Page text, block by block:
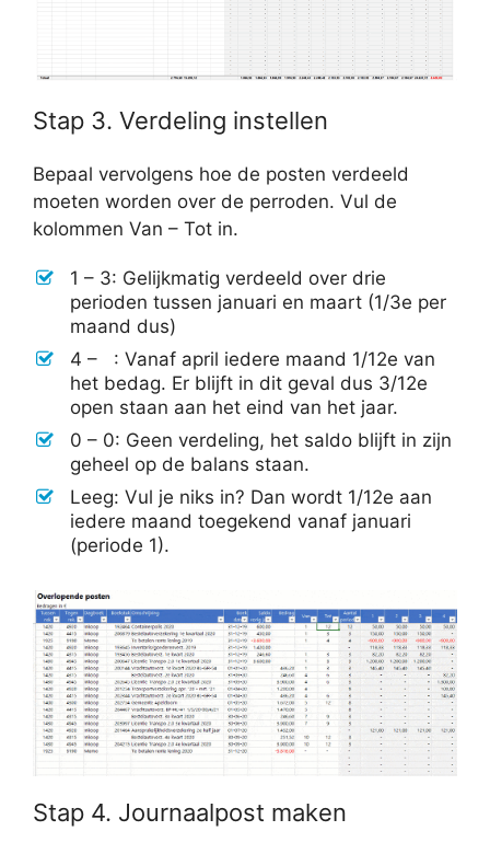
Stap 3. Verdeling instellen
Bepaal vervolgens hoe de posten verdeeld
moeten worden over de perroden. Vul de
kolommen Van – Tot in.
1 – 3: Gelijkmatig verdeeld over drie
perioden tussen januari en maart (1/3e per
maand dus)
4 – : Vanaf april iedere maand 1/12e van
het bedag. Er blijft in dit geval dus 3/12e
open staan aan het eind van het jaar.
0 – 0: Geen verdeling, het saldo blijft in zijn
geheel op de balans staan.
Leeg: Vul je niks in? Dan wordt 1/12e aan
iedere maand toegekend vanaf januari
(periode 1).
Stap 4. Journaalpost maken